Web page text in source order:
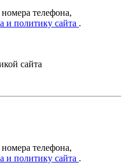
телефона,
и политику сайта .
сайта
телефона,
и политику сайта .